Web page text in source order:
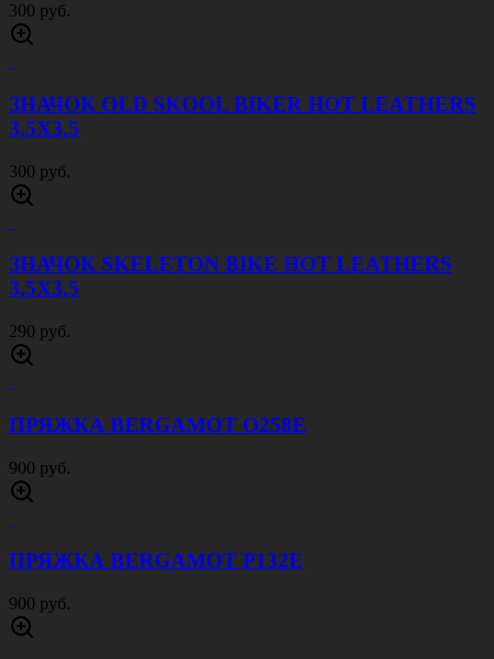
300 руб.
ЗНАЧОК OLD SKOOL BIKER HOT LEATHERS
3,5Х3,5
300 руб.
ЗНАЧОК SKELETON BIKE HOT LEATHERS
3,5Х3,5
290 руб.
ПРЯЖКА BERGAMOT O258E
900 руб.
ПРЯЖКА BERGAMOT P132E
900 руб.